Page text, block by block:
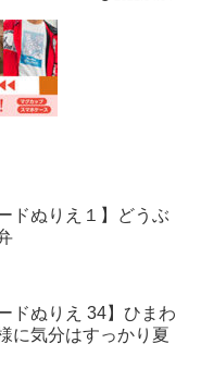
ドぬりえ１】どうぶ
ドぬりえ 34】ひまわ
に気分はすっかり夏